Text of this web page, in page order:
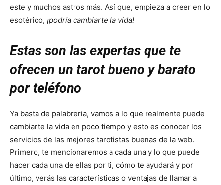
este y muchos astros más. Así que, empieza a creer en lo
esotérico, ¡podría cambiarte la vida!
Estas son las expertas que te
ofrecen un tarot bueno y barato
por teléfono
Ya basta de palabrería, vamos a lo que realmente puede
cambiarte la vida en poco tiempo y esto es conocer los
servicios de las mejores tarotistas buenas de la web.
Primero, te mencionaremos a cada una y lo que puede
hacer cada una de ellas por ti, cómo te ayudará y por
último, verás las características o ventajas de llamar a